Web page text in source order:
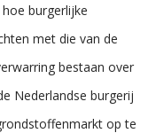
burgerlijke
met die van de
bestaan over
Nederlandse burgerij
op te